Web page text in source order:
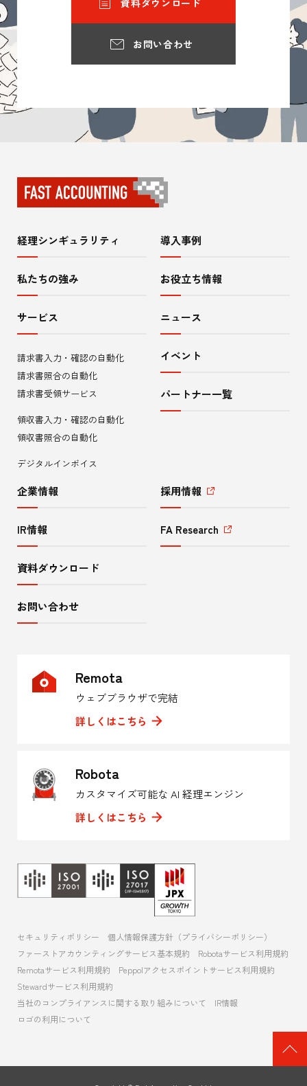
お問い合わせ
資料ダウンロード
サ
イ
内
メ
ニ
ュ
ー
経理シンギュラリティ
私たちの強み
サービス
請求書入力・確認の自動化
請求書照合の自動化
請求書受領サービス
領収書入力・確認の自動化
領収書照合の自動化
デジタルインボイス
導入事例
お役立ち情報
ニュース
イベント
パートナー一覧
企業情報
IR情報
資料ダウンロード
お問い合わせ
採用情報
FA Research
Remota
ウェブブラウザで完結
詳しくはこちら
Robota
カスタマイズ可能な AI 経理エンジン
詳しくはこちら
セキュリティポリシー
個人情報保護方針（プライバシーポリシー）
ファーストアカウンティングサービス基本規約
Robotaサービス利用規約
Remotaサービス利用規約
Peppolアクセスポイントサービス利用規約
Stewardサービス利用規約
当社のコンプライアンスに関する取り組みについて
IR情報
ロゴの利用について
ー